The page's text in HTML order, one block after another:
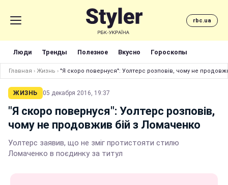
rbc.ua
Люди Тренды Полезное Вкусно Гороскопы
Главная › Жизнь › "Я скоро повернуся": Уолтерс розповів, чому не
ЖИЗНЬ 05 декабря 2016, 19:37
"Я скоро повернуся": Уолтерс розповів,
чому не продовжив бій з Ломаченко
Уолтерс заявив, що не зміг протистояти стилю
Ломаченко в поєдинку за титул